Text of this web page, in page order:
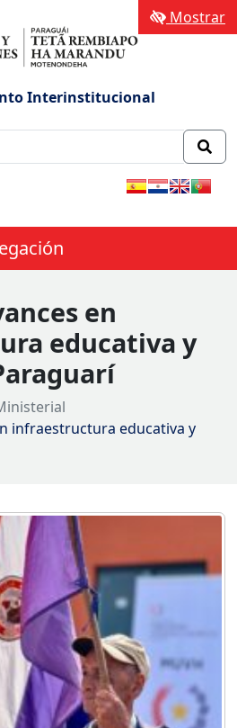
Interinstitucional
Mostrar
en
educativa y
infraestructura educativa y